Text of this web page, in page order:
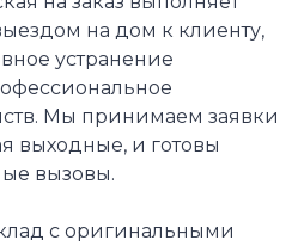
на дом к клиенту,
устранение
Мы принимаем заявки
выходные, и готовы
вызовы.
с оригинальными